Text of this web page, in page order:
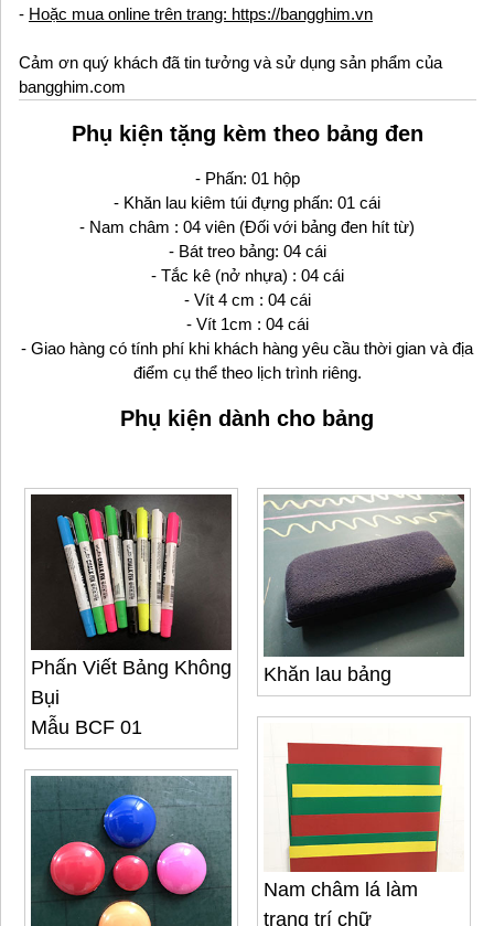
- Hoặc mua online trên trang: https://bangghim.vn
Cảm ơn quý khách đã tin tưởng và sử dụng sản phẩm của
bangghim.com
Phụ kiện tặng kèm theo bảng đen
- Phấn: 01 hộp
- Khăn lau kiêm túi đựng phấn: 01 cái
- Nam châm : 04 viên (Đối với bảng đen hít từ)
- Bát treo bảng: 04 cái
- Tắc kê (nở nhựa) : 04 cái
- Vít 4 cm : 04 cái
- Vít 1cm : 04 cái
- Giao hàng có tính phí khi khách hàng yêu cầu thời gian và địa
điểm cụ thể theo lịch trình riêng.
Phụ kiện dành cho bảng
Phấn Viết Bảng Không
Bụi
Mẫu BCF 01
Khăn lau bảng
Nam châm lá làm
trang trí chữ